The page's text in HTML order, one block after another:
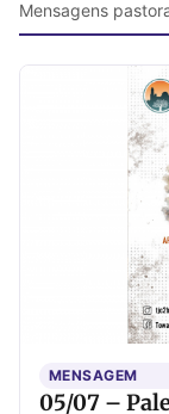
Mensagens
MENSAGEM
05/07 –